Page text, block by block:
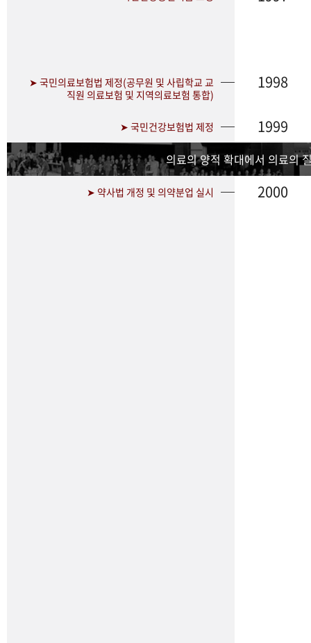
➤ 국민의료보험법 제정(공무원 및 사립학교 교
직원 의료보험 및 지역의료보험 통합)
1998
➤ 국민건강보험법 제정 1999
의료의 양적 확대에서 의료의
➤ 약사법 개정 및 의약분업 실시 2000